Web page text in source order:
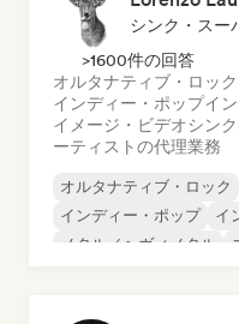
シンク・スー
>1600件の回答
オルタナティブ・ロック
インディー・ポップイ
イメージ・ビデオシン
ーティストの代理業務
オルタナティブ・ロック
インディー・ポップ
イ
メタル／ヘヴィメタル